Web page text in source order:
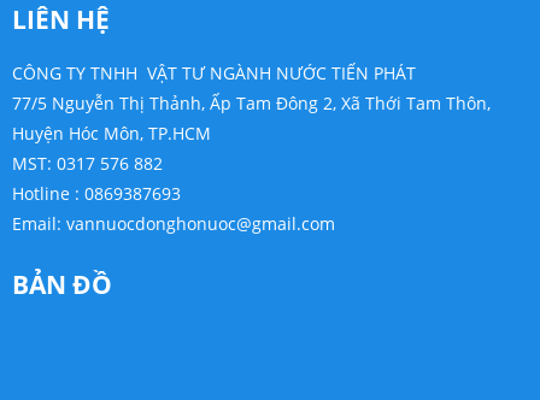
LIÊN HỆ
CÔNG TY TNHH VẬT TƯ NGÀNH NƯỚC TIẾN PHÁT
77/5 Nguyễn Thị Thảnh, Ấp Tam Đông 2, Xã Thới Tam Thôn,
Huyện Hóc Môn, TP.HCM
MST: 0317 576 882
Hotline : 0869387693
Email: vannuocdonghonuoc@gmail.com
BẢN ĐỒ